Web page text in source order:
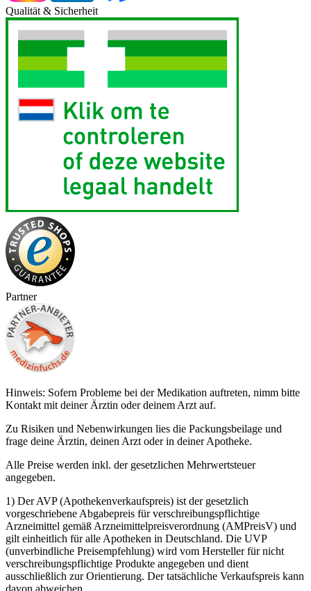
Qualität & Sicherheit
Partner
Hinweis: Sofern Probleme bei der Medikation auftreten, nimm bitte
Kontakt mit deiner Ärztin oder deinem Arzt auf.
Zu Risiken und Nebenwirkungen lies die Packungsbeilage und
frage deine Ärztin, deinen Arzt oder in deiner Apotheke.
Alle Preise werden inkl. der gesetzlichen Mehrwertsteuer
angegeben.
1) Der AVP (Apothekenverkaufspreis) ist der gesetzlich
vorgeschriebene Abgabepreis für verschreibungspflichtige
Arzneimittel gemäß Arzneimittelpreisverordnung (AMPreisV) und
gilt einheitlich für alle Apotheken in Deutschland. Die UVP
(unverbindliche Preisempfehlung) wird vom Hersteller für nicht
verschreibungspflichtige Produkte angegeben und dient
ausschließlich zur Orientierung. Der tatsächliche Verkaufspreis kann
davon abweichen.